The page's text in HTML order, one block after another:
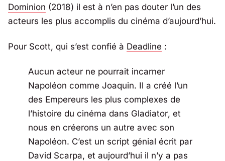
Dominion (2018) il est à n’en pas douter l’un des
acteurs les plus accomplis du cinéma d’aujourd’hui.
Pour Scott, qui s’est confié à Deadline :
Aucun acteur ne pourrait incarner
Napoléon comme Joaquin. Il a créé l’un
des Empereurs les plus complexes de
l’histoire du cinéma dans Gladiator, et
nous en créerons un autre avec son
Napoléon. C’est un script génial écrit par
David Scarpa, et aujourd’hui il n’y a pas